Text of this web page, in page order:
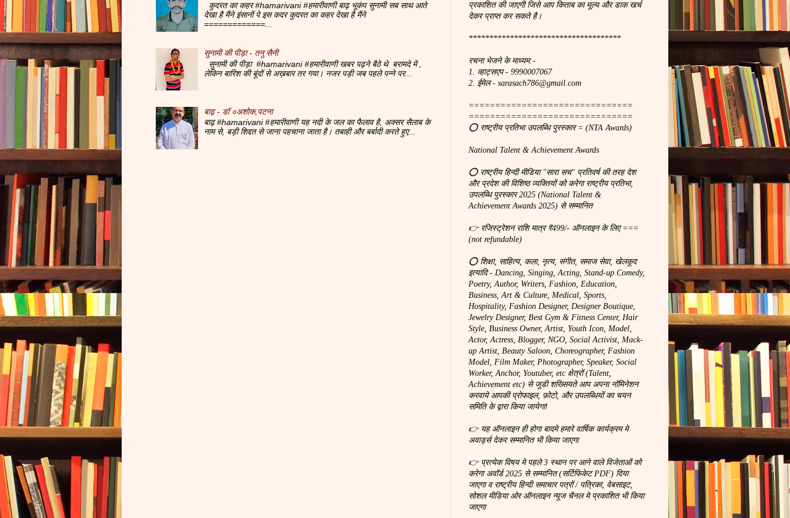
कुदरत का कहर #hamarivani #हमारीवाणी बाढ़ भूकंप सुनामी सब साथ आते
देखा है मैंने इंसानों पे इस कदर कुदरत का कहर देखा है मैंने
=============...
सुनामी की पीड़ा - तनु सैनी
सुनामी की पीड़ा #hamarivani #हमारीवाणी खबर पढ़ने बैठे थे बरामदे में ,
लेकिन बारिश की बूंदों से अख़बार तर गया। नजर पड़ी जब पहले पन्ने पर...
बाढ़ - डॉ ०अशोक,पटना
बाढ़ #hamarivani #हमारीवाणी यह नदी के जल का फैलाव है, अक्सर सैलाब के
नाम से, बड़ी शिद्दत से जाना पहचाना जाता है। तबाही और बर्बादी करते हुए...
प्रकाशित की जाएगी जिसे आप किताब का मूल्य और डाक खर्च
देकर प्राप्त कर सकते है।
*************************************
रचना भेजने के माध्यम:-
1. व्हाट्सएप - 9990007067
2. ईमेल - sarasach786@gmail.com
===============================
===============================
⭕ राष्ट्रीय प्रतिभा उपलब्धि पुरस्कार = (NTA Awards)
National Talent & Achievement Awards
⭕ राष्ट्रीय हिन्दी मीडिया "सारा सच" प्रतिवर्ष की तरह देश
और प्रदेश की विशिष्ठ व्यक्तियों को करेगा राष्ट्रीय प्रतिभा,
उपलब्धि पुरस्कार 2025 (National Talent &
Achievement Awards 2025) से सम्मानित
👉 रजिस्ट्रेशन राशि मात्र ₹499/- ऑनलाइन के लिए ===
(not refundable)
⭕ शिक्षा, साहित्य, कला, नृत्य, संगीत, समाज सेवा, खेलकूद
इत्यादि - Dancing, Singing, Acting, Stand-up Comedy,
Poetry, Author, Writers, Fashion, Education,
Business, Art & Culture, Medical, Sports,
Hospitality, Fashion Designer, Designer Boutique,
Jewelry Designer, Best Gym & Fitness Center, Hair
Style, Business Owner, Artist, Youth Icon, Model,
Actor, Actress, Blogger, NGO, Social Activist, Mack-
up Artist, Beauty Saloon, Choreographer, Fashion
Model, Film Maker, Photographer, Speaker, Social
Worker, Anchor, Youtuber, etc क्षेत्रों (Talent,
Achievement etc) से जुडी शख्सियते आप अपना नॉमिनेशन
करवाये आपकी प्रोफाइल, फ़ोटो, और उपलब्धियों का चयन
समिति के द्वारा किया जायेगा!
👉 यह ऑनलाइन ही होगा बादमे हमारे वार्षिक कार्यक्रम मे
अवार्ड्स देकर सम्मानित भी किया जाएगा
👉 प्रत्येक विषय मे पहले 3 स्थान पर आने वाले विजेताओं को
करेगा अवॉर्ड 2025 से सम्मानित (सर्टिफिकेट PDF) दिया
जाएगा व राष्ट्रीय हिन्दी समाचार पत्रों / पत्रिका, वेबसाइट,
सोशल मीडिया ओर ऑनलाइन न्यूज चैनल मे प्रकाशित भी किया
जाएगा